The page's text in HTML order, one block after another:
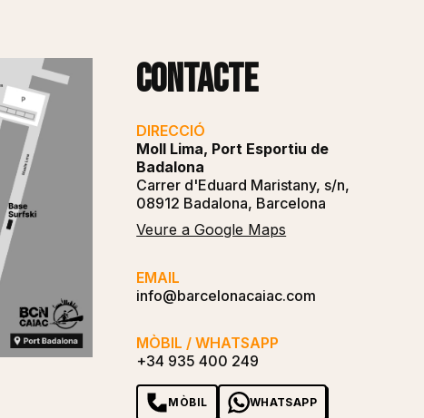
Contacte
DIRECCIÓ
Moll Lima, Port Esportiu de
Badalona
Carrer d'Eduard Maristany, s/n,
08912 Badalona, Barcelona
Veure a Google Maps
EMAIL
info@barcelonacaiac.com
MÒBIL / WHATSAPP
+34 935 400 249
MÒBIL WHATSAPP